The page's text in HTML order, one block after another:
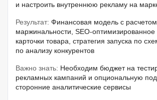
и настроить внутреннюю рекламу на
Результат: Финансовая модель с расчетом
маржинальности, SEO-
карточки товара, стратегия запуска по
по анализу конкурентов
Важно знать: Необходим бюджет на
рекламных кампаний и опциональную
сторонние аналитические сервисы